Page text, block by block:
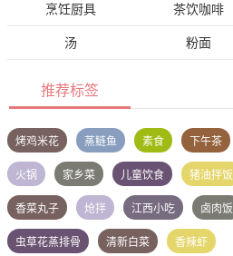
烹饪厨具 茶饮咖啡
汤 粉面
推荐标签
烤鸡米花 蒸鲢鱼 素食 下午茶
火锅 家乡菜 儿童饮食 猪油拌饭
香菜丸子 炝拌 江西小吃 卤肉饭
虫草花蒸排骨 清新白菜 香辣虾